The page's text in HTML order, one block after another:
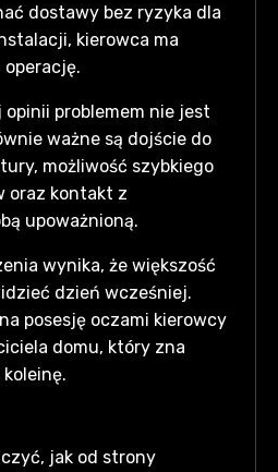
dostawy bez ryzyka dla
kierowca ma
problemem nie jest
ważne są dojście do
możliwość szybkiego
oraz kontakt z
upoważnioną.
wynika, że większość
dzień wcześniej.
posesję oczami kierowcy
domu, który zna
jak od strony